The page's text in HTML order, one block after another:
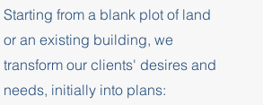
Starting from a blank plot of land
or an existing building, we
transform our clients' desires and
needs, initially into plans: